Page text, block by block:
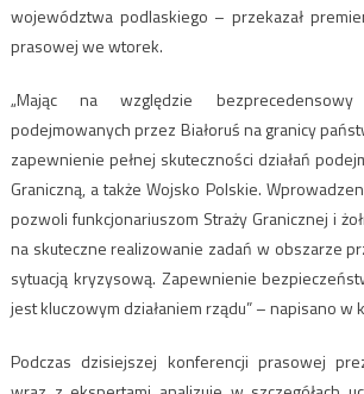
województwa podlaskiego – przekazał
prasowej we wtorek.
„Mając na względzie bezprecedensowy
podejmowanych przez Białoruś na granicy
zapewnienie pełnej skuteczności działań
Graniczną, a także Wojsko Polskie.
pozwoli funkcjonariuszom Straży Granicznej i
na skuteczne realizowanie zadań w obszarze
sytuacją kryzysową. Zapewnienie
jest kluczowym działaniem rządu” – napisano w
Podczas dzisiejszej konferencji prasowej